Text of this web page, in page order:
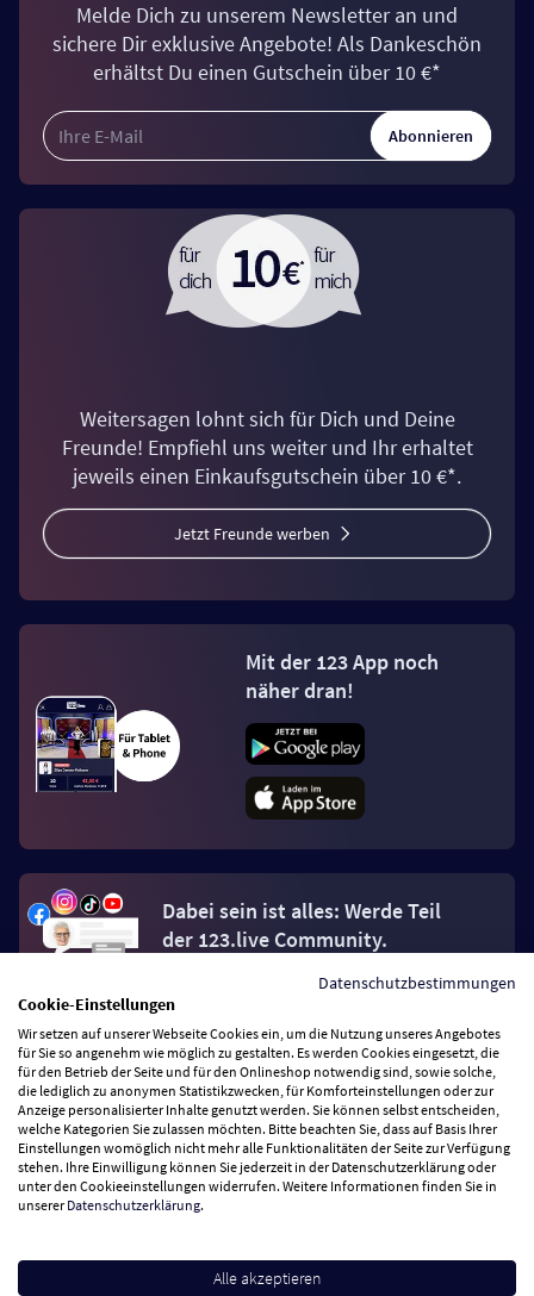
Melde Dich zu unserem Newsletter an und
sichere Dir exklusive Angebote! Als Dankeschön
erhältst Du einen Gutschein über 10 €*
Abonnieren
Weitersagen lohnt sich für Dich und Deine
Freunde! Empfiehl uns weiter und Ihr erhaltet
jeweils einen Einkaufsgutschein über 10 €*.
Jetzt Freunde werben
Mit der 123 App noch
näher dran!
Dabei sein ist alles: Werde Teil
der 123.live Community.
Vertrag widerrufen
Zahlungsarten
Datenschutzbestimmungen
Cookie-Einstellungen
Wir setzen auf unserer Webseite Cookies ein, um die Nutzung unseres Angebotes
für Sie so angenehm wie möglich zu gestalten. Es werden Cookies eingesetzt, die
für den Betrieb der Seite und für den Onlineshop notwendig sind, sowie solche,
die lediglich zu anonymen Statistikzwecken, für Komforteinstellungen oder zur
Anzeige personalisierter Inhalte genutzt werden. Sie können selbst entscheiden,
welche Kategorien Sie zulassen möchten. Bitte beachten Sie, dass auf Basis Ihrer
Einstellungen womöglich nicht mehr alle Funktionalitäten der Seite zur Verfügung
stehen. Ihre Einwilligung können Sie jederzeit in der Datenschutzerklärung oder
unter den Cookieeinstellungen widerrufen. Weitere Informationen finden Sie in
unsererDatenschutzerklärung.
Alle akzeptieren